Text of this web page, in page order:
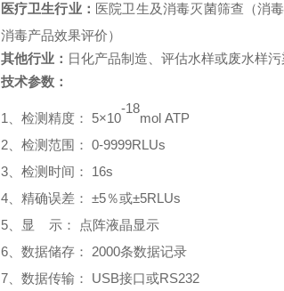
医疗卫生行业： 医院卫生及消毒灭菌筛查（消
消毒产品效果评价）
其他行业： 日化产品制造、评估水样或废水样
技术参数：
1、 检测精度： 5×10
-18
mol ATP
2、 检测范围： 0-9999RLUs
3、 检测时间：
16s
4、 精确误差： ±5％或±5RLUs
5、
显 示：
点阵液晶显示
6、 数据储存：
2000条数据记录
7、 数据传输：
USB接口或RS232